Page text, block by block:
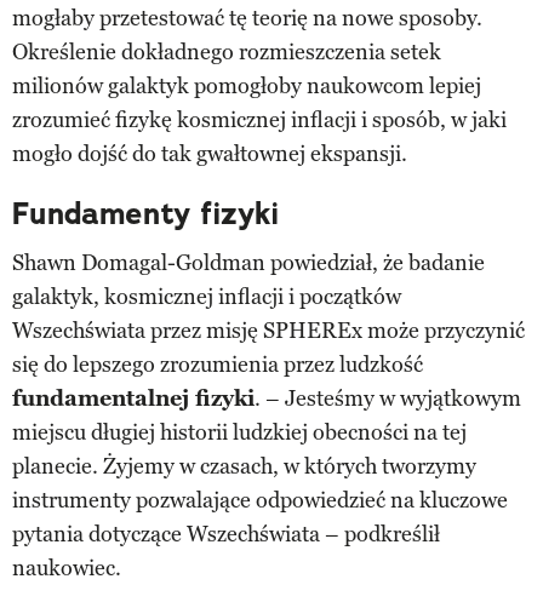
mogłaby przetestować tę teorię na nowe sposoby.
Określenie dokładnego rozmieszczenia setek
milionów galaktyk pomogłoby naukowcom lepiej
zrozumieć fizykę kosmicznej inflacji i sposób, w jaki
mogło dojść do tak gwałtownej ekspansji.
Fundamenty fizyki
Shawn Domagal-Goldman powiedział, że badanie
galaktyk, kosmicznej inflacji i początków
Wszechświata przez misję SPHEREx może przyczynić
się do lepszego zrozumienia przez ludzkość
fundamentalnej fizyki. – Jesteśmy w wyjątkowym
miejscu długiej historii ludzkiej obecności na tej
planecie. Żyjemy w czasach, w których tworzymy
instrumenty pozwalające odpowiedzieć na kluczowe
pytania dotyczące Wszechświata – podkreślił
naukowiec.